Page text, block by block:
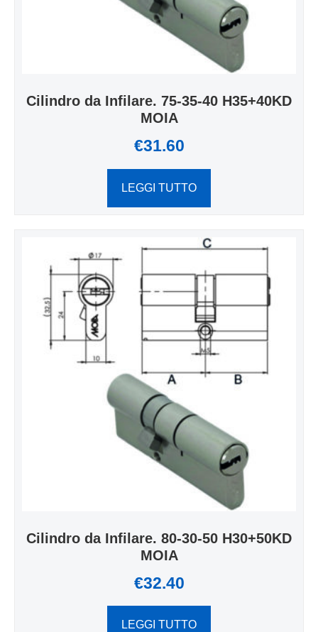
Cilindro da Infilare. 75-35-40 H35+40KD
MOIA
€31.60
LEGGI TUTTO
Cilindro da Infilare. 80-30-50 H30+50KD
MOIA
€32.40
LEGGI TUTTO